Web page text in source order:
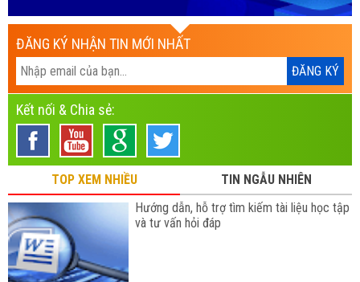
ĐĂNG KÝ NHẬN TIN MỚI NHẤT
Kết nối & Chia sẻ:
TOP XEM NHIỀU
TIN NGẪU NHIÊN
Hướng dẫn, hỗ trợ tìm kiếm tài liệu học tập
và tư vấn hỏi đáp